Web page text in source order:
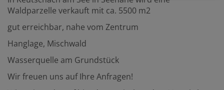
Waldparzelle verkauft mit ca. 5500 m2
gut erreichbar, nahe vom Zentrum
Hanglage, Mischwald
Wasserquelle am Grundstück
Wir freuen uns auf Ihre Anfragen!